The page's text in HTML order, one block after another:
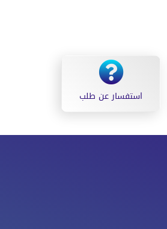
استفسار عن طلب